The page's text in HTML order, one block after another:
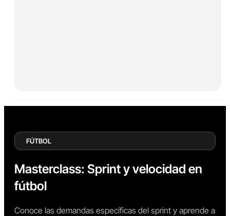
FÚTBOL
Masterclass: Sprint y velocidad en
fútbol
Conoce las demandas específicas del sprint y aprende a